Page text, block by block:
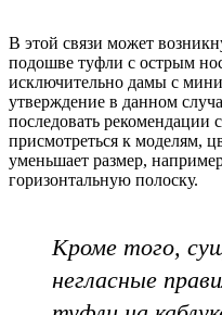
В этой связи может
подошве туфли с острым
исключительно дамы с
утверждение в данном
последовать рекомендации
присмотреться к моделям,
уменьшает размер,
горизонтальную полоску.
Кроме того,
негласные